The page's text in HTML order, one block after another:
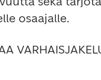
osaajalle.